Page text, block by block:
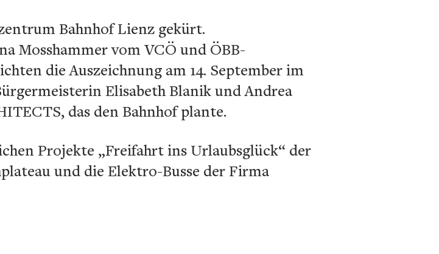
Bahnhof Lienz gekürt.
Mosshammer vom VCÖ und ÖBB-
die Auszeichnung am 14. September im
Elisabeth Blanik und Andrea
das den Bahnhof plante.
Projekte „Freifahrt ins Urlaubsglück“ der
und die Elektro-Busse der Firma